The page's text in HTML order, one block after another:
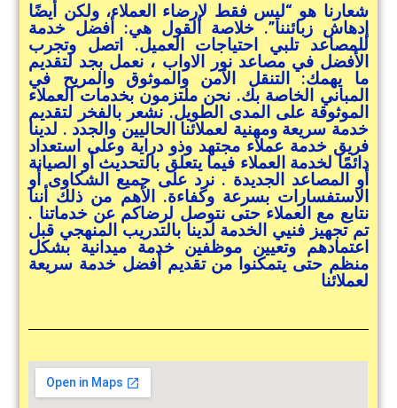
شعارنا هو “ليس فقط لإرضاء العملاء، ولكن أيضًا
إدهاش زبائننا”. خلاصة القول هي: أفضل خدمة
للمصاعد تلبي احتياجات العميل. اتصل وتجرب
الأفضل في مصاعد نور الاواب ، نعمل بجد لتقديم
ما يهمك: التنقل الآمن والموثوق والمريح في
المباني الخاصة بك. نحن ملتزمون بخدمات العملاء
الموثوقة على المدى الطويل. نشعر بالفخر لتقديم
خدمة سريعة ومهنية لعملائنا الحاليين والجدد . لدينا
فريق خدمة عملاء مجتهد وذو دراية وعلى استعداد
دائمًا لخدمة العملاء فيما يتعلق بالتحديث أو الصيانة
أو المصاعد الجديدة . نرد على جميع الشكاوى أو
الاستفسارات بسرعة وكفاءة. الأهم من ذلك أننا
نتابع مع العملاء حتى نتوصل لرضاكم عن خدماتنا .
تم تجهيز فنيي الخدمة لدينا بالتدريب المنهجي قبل
اعتمادهم وتعيين موظفين خدمة ميدانية بشكل
منظم حتى يتمكنوا من تقديم أفضل خدمة سريعة
لعملائنا